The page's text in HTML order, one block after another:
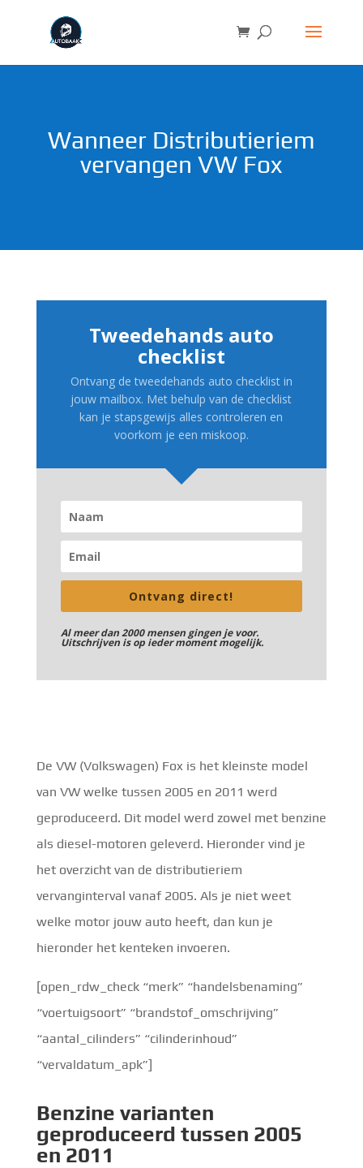
Wanneer Distributieriem
vervangen VW Fox
Tweedehands auto
checklist
Ontvang de tweedehands auto checklist in
jouw mailbox. Met behulp van de checklist
kan je stapsgewijs alles controleren en
voorkom je een miskoop.
Ontvang direct!
Al meer dan 2000 mensen gingen je voor.
Uitschrijven is op ieder moment mogelijk.
De VW (Volkswagen) Fox is het kleinste model
van VW welke tussen 2005 en 2011 werd
geproduceerd. Dit model werd zowel met benzine
als diesel-motoren geleverd. Hieronder vind je
het overzicht van de distributieriem
vervanginterval vanaf 2005. Als je niet weet
welke motor jouw auto heeft, dan kun je
hieronder het kenteken invoeren.
[open_rdw_check “merk” “handelsbenaming”
“voertuigsoort” “brandstof_omschrijving”
“aantal_cilinders” “cilinderinhoud”
“vervaldatum_apk”]
Benzine varianten
geproduceerd tussen 2005
en 2011